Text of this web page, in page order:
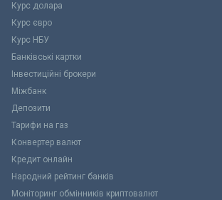
Курс долара
Курс євро
Курс НБУ
Банківські картки
Інвестиційні брокери
Міжбанк
Депозити
Тарифи на газ
Конвертер валют
Кредит онлайн
Народний рейтинг банків
Моніторинг обмінників криптовалют